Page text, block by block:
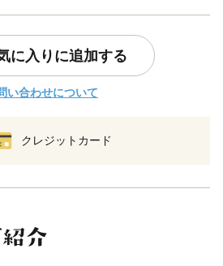
に入りに追加する
い合わせについて
クレジットカード